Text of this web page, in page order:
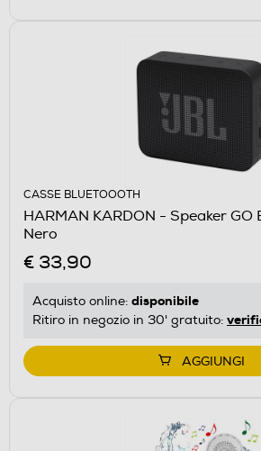
CASSE BLUETOOOTH
HARMAN KARDON - Speaker GO
Nero
€ 33,90
Acquisto online: disponibile
Ritiro in negozio in 30' gratuito:
AGGIUNGI